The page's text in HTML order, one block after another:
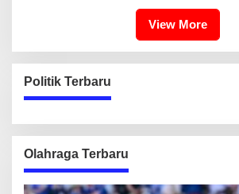
View More
Politik Terbaru
Olahraga Terbaru